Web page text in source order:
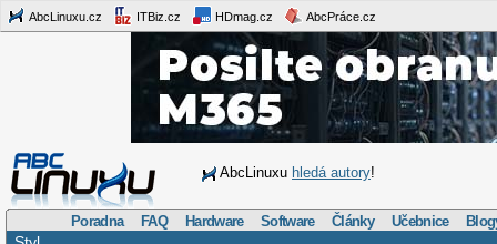
AbcLinuxu.cz ITBiz.cz HDmag.cz AbcPráce.cz
AbcLinuxu hledá autory!
Poradna FAQ Hardware Software Články Učebnice